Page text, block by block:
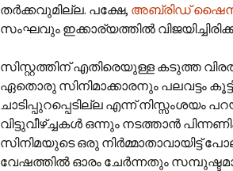
തർക്കവുമില്ല. പക്ഷേ, അബ്രിഡ്
സംഘവും ഇക്കാര്യത്തിൽ
സിസ്റ്റത്തിന് എതിരെയുള്ള കടുത്ത
ഏതൊരു സിനിമാക്കാരനും പലവട്ടം
ചാടിപ്പുറപ്പെടില്ല എന്ന് നിസ്സംശയം
വിട്ടുവീഴ്ച്ചകൾ ഒന്നും നടത്താൻ
സിനിമയുടെ ഒരു നിർമ്മാതാവായിട്ട്
വേഷത്തിൽ ഓരം ചേർന്നതും